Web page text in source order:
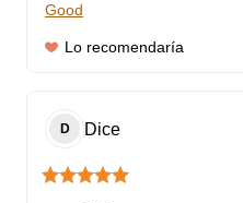
Good
Lo recomendaría
D Dice